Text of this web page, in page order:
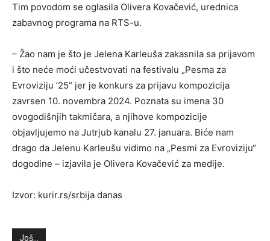
Tim povodom se oglasila Olivera Kovačević, urednica
zabavnog programa na RTS-u.
– Žao nam je što je Jelena Karleuša zakasnila sa prijavom
i što neće moći učestvovati na festivalu „Pesma za
Evroviziju ’25“ jer je konkurs za prijavu kompozicija
zavrsen 10. novembra 2024. Poznata su imena 30
ovogodišnjih takmičara, a njihove kompozicije
objavljujemo na Jutrjub kanalu 27. januara. Biće nam
drago da Jelenu Karleušu vidimo na „Pesmi za Evroviziju“
dogodine – izjavila je Olivera Kovačević za medije.
Izvor: kurir.rs/srbija danas
Još...